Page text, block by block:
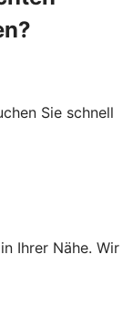
Sie schnell
Ihrer Nähe. Wir